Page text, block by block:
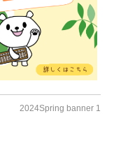
2024Spring banner 1